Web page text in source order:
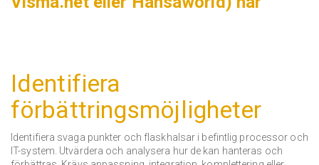
Identifiera
förbättringsmöjligheter
Identifiera svaga punkter och flaskhalsar i befintlig processor och
IT-system. Utvärdera och analysera hur de kan hanteras och